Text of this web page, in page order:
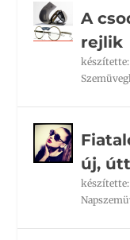
A
rejlik
új,